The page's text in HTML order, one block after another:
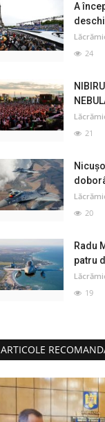
A
24
21
20
Radu
patru
19
ARTICOLE